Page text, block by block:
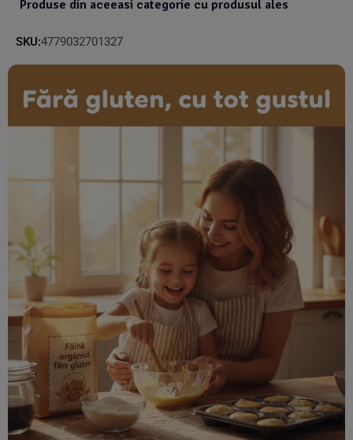
Produse din aceeasi categorie cu produsul ales
SKU:4779032701327